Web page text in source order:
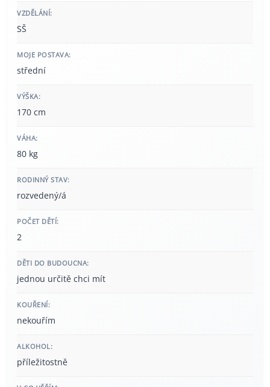
VZDĚLÁNÍ:
SŠ
MOJE POSTAVA:
střední
VÝŠKA:
170 cm
VÁHA:
80 kg
RODINNÝ STAV:
rozvedený/á
POČET DĚTÍ:
2
DĚTI DO BUDOUCNA:
jednou určitě chci mít
KOUŘENÍ:
nekouřím
ALKOHOL:
příležitostně